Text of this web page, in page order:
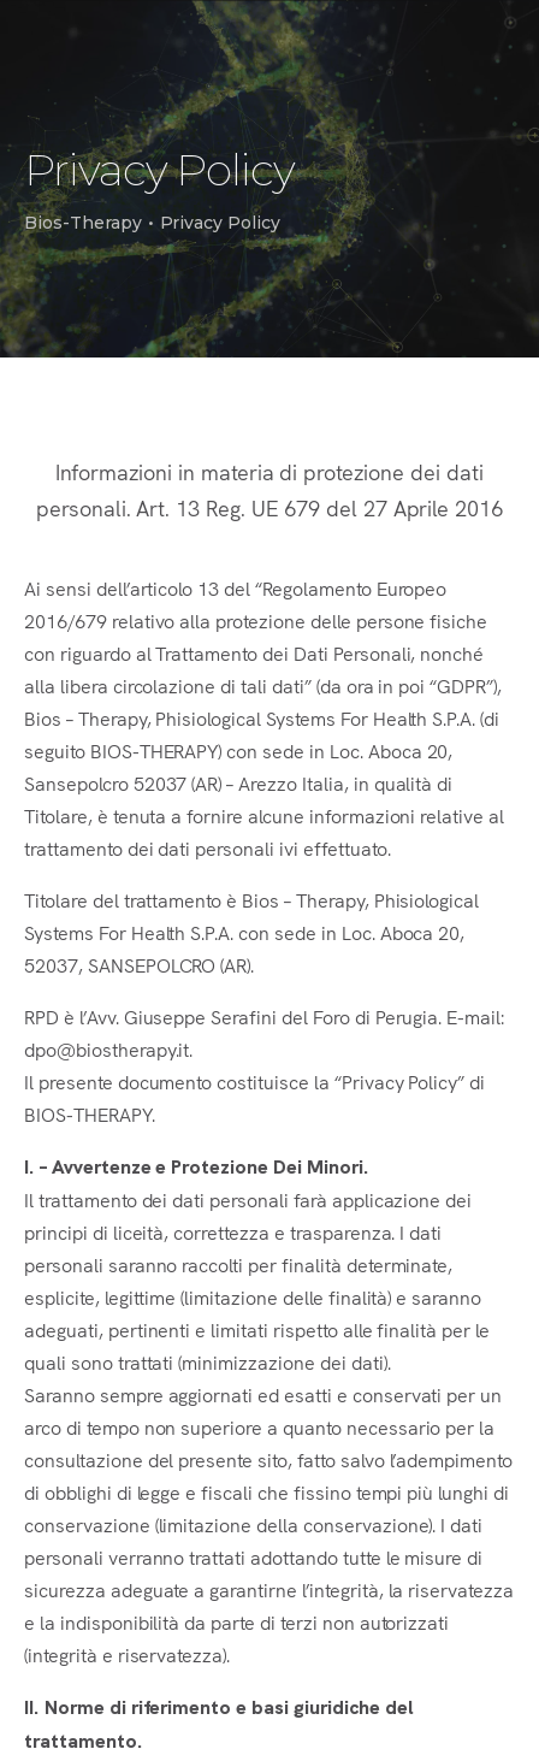
Privacy Policy
Bios-Therapy • Privacy Policy
Informazioni in materia di protezione dei dati
personali. Art. 13 Reg. UE 679 del 27 Aprile 2016
Ai sensi dell’articolo 13 del “Regolamento Europeo
2016/679 relativo alla protezione delle persone fisiche
con riguardo al Trattamento dei Dati Personali, nonché
alla libera circolazione di tali dati” (da ora in poi “GDPR”),
Bios – Therapy, Phisiological Systems For Health S.P.A. (di
seguito BIOS-THERAPY) con sede in Loc. Aboca 20,
Sansepolcro 52037 (AR) – Arezzo Italia, in qualità di
Titolare, è tenuta a fornire alcune informazioni relative al
trattamento dei dati personali ivi effettuato.
Titolare del trattamento è Bios – Therapy, Phisiological
Systems For Health S.P.A. con sede in Loc. Aboca 20,
52037, SANSEPOLCRO (AR).
RPD è l’Avv. Giuseppe Serafini del Foro di Perugia. E-mail:
dpo@biostherapy.it.
Il presente documento costituisce la “Privacy Policy” di
BIOS-THERAPY.
I. – Avvertenze e Protezione Dei Minori.
Il trattamento dei dati personali farà applicazione dei
principi di liceità, correttezza e trasparenza. I dati
personali saranno raccolti per finalità determinate,
esplicite, legittime (limitazione delle finalità) e saranno
adeguati, pertinenti e limitati rispetto alle finalità per le
quali sono trattati (minimizzazione dei dati).
Saranno sempre aggiornati ed esatti e conservati per un
arco di tempo non superiore a quanto necessario per la
consultazione del presente sito, fatto salvo l’adempimento
di obblighi di legge e fiscali che fissino tempi più lunghi di
conservazione (limitazione della conservazione). I dati
personali verranno trattati adottando tutte le misure di
sicurezza adeguate a garantirne l’integrità, la riservatezza
e la indisponibilità da parte di terzi non autorizzati
(integrità e riservatezza).
II. Norme di riferimento e basi giuridiche del
trattamento.